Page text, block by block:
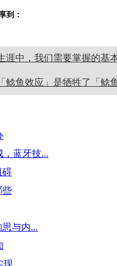
到：
涯中，我们需要掌握的基
鲶鱼效应」是牺牲了「鲶
蓝牙技...
碍
些
与内...
现